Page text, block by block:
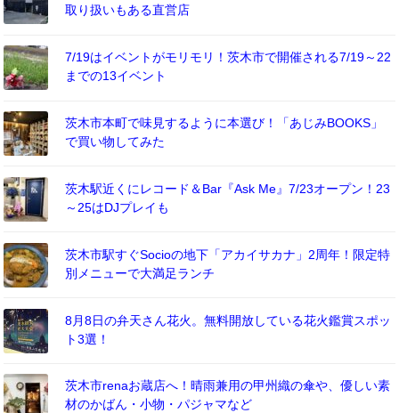
取り扱いもある直営店
7/19はイベントがモリモリ！茨木市で開催される7/19～22
までの13イベント
茨木市本町で味見するように本選び！「あじみBOOKS」
で買い物してみた
茨木駅近くにレコード＆Bar『Ask Me』7/23オープン！23
～25はDJプレイも
茨木市駅すぐSocioの地下「アカイサカナ」2周年！限定特
別メニューで大満足ランチ
8月8日の弁天さん花火。無料開放している花火鑑賞スポッ
ト3選！
茨木市renaお蔵店へ！晴雨兼用の甲州織の傘や、優しい素
材のかばん・小物・パジャマなど